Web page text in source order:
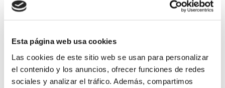
Esta página web usa cookies
Las cookies de este sitio web se usan para personalizar
el contenido y los anuncios, ofrecer funciones de redes
sociales y analizar el tráfico. Además, compartimos
ministerio
Presupuesto
Ayuntamiento:
Anualidad 2018
(septiembre a
noviembre 2018):
22.125,00 euros.